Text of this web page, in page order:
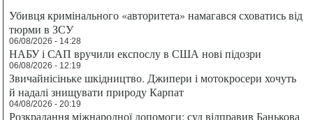
Убивця кримінального «авторитета» намагався сховатись від
тюрми в ЗСУ
06/08/2026 - 14:28
НАБУ і САП вручили експослу в США нові підозри
06/08/2026 - 12:19
Звичайнісіньке шкідництво. Джипери і мотокросери хочуть
й надалі знищувати природу Карпат
04/08/2026 - 20:19
Розкрадання міжнародної допомоги: суд відправив Банькова